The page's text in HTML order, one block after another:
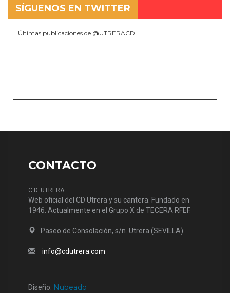
SÍGUENOS EN TWITTER
Últimas publicaciones de @UTRERACD
CONTACTO
C.D. UTRERA
Web oficial del CD Utrera y su cantera. Fundado en
1946. Actualmente en el Grupo X de TECERA RFEF.
Paseo de Consolación, s/n. Utrera (SEVILLA)
info@cdutrera.com
Diseño: Nubeado